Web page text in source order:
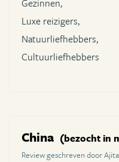
Gezinnen,
Luxe reizigers,
Natuurliefhebbers,
Cultuurliefhebbers
China (bezocht in
Review geschreven door